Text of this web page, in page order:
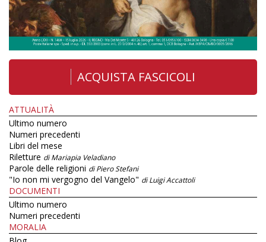
ACQUISTA FASCICOLI
ATTUALITÀ
Ultimo numero
Numeri precedenti
Libri del mese
Riletture di Mariapia Veladiano
Parole delle religioni di Piero Stefani
"Io non mi vergogno del Vangelo" di Luigi Accattoli
DOCUMENTI
Ultimo numero
Numeri precedenti
MORALIA